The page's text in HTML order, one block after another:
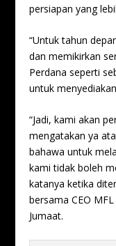
persiapan yang
“Untuk tahun
dan memikirkan
Perdana seperti
untuk
“Jadi, kami akan
mengatakan ya
bahawa untuk
kami tidak boleh
katanya ketika
bersama CEO
Jumaat.